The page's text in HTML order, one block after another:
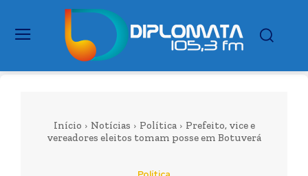
Início Notícias Política
Prefeito, vice e
vereadores eleitos tomam posse em Botuverá